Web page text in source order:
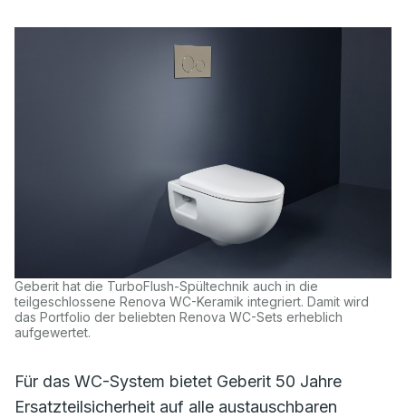
Geberit hat die TurboFlush-Spültechnik auch in die
teilgeschlossene Renova WC-Keramik integriert. Damit wird
das Portfolio der beliebten Renova WC-Sets erheblich
aufgewertet.
Für das WC-System bietet Geberit 50 Jahre
Ersatzteilsicherheit auf alle austauschbaren